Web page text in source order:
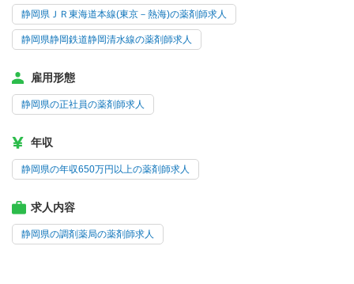
静岡県ＪＲ東海道本線(東京－熱海)の薬剤師求人
静岡県静岡鉄道静岡清水線の薬剤師求人
雇用形態
静岡県の正社員の薬剤師求人
年収
静岡県の年収650万円以上の薬剤師求人
求人内容
静岡県の調剤薬局の薬剤師求人